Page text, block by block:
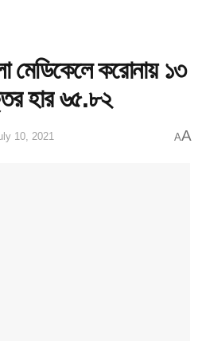
মেডিকেলে করোনায় ১৩
হার ৬৫.৮২
10, 2021 AA